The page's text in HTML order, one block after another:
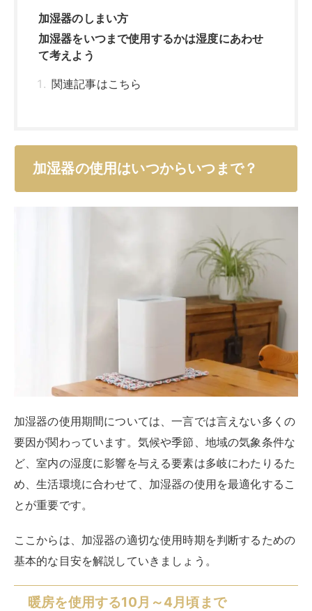
加湿器のしまい方
加湿器をいつまで使用するかは湿度にあわせ
て考えよう
関連記事はこちら
加湿器の使用はいつからいつまで？
加湿器の使用期間については、一言では言えない多くの
要因が関わっています。気候や季節、地域の気象条件な
ど、室内の湿度に影響を与える要素は多岐にわたりるた
め、生活環境に合わせて、加湿器の使用を最適化するこ
とが重要です。
ここからは、加湿器の適切な使用時期を判断するための
基本的な目安を解説していきましょう。
暖房を使用する10月～4月頃まで